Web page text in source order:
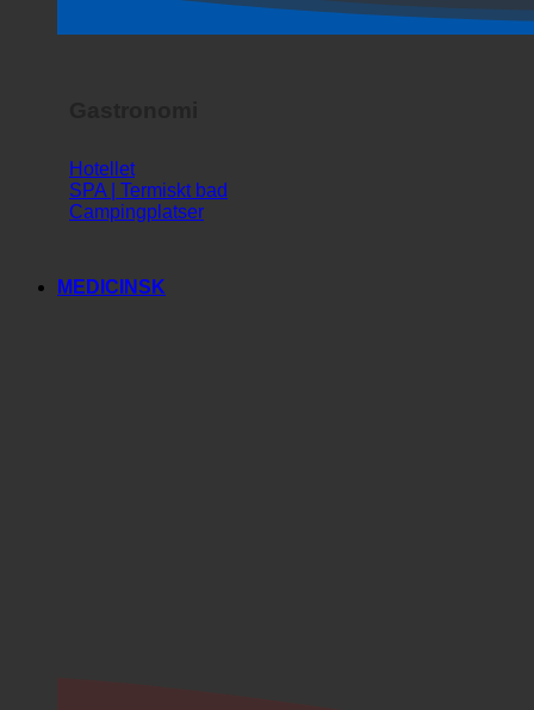
Hotellet
SPA | Termiskt bad
Campingplatser
MEDICINSK